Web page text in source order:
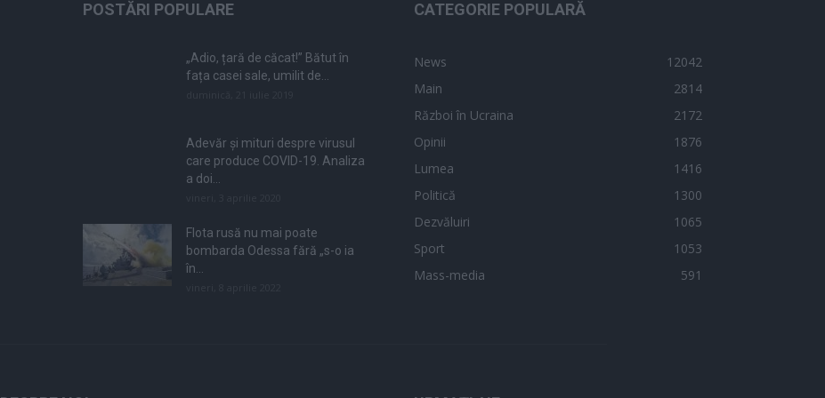
POSTĂRI POPULARE
„Adio, țară de căcat!” Bătut în
fața casei sale, umilit de...
Adevăr și mituri despre virusul
care produce COVID-19. Analiza
a doi...
Flota rusă nu mai poate
bombarda Odessa fără „s-o ia
în...
CATEGORIE POPULARĂ
News
12042
Main
2814
Război în Ucraina
2172
Opinii
1876
Lumea
1416
Politică
1300
Dezvăluiri
1065
Sport
1053
Mass-media
591